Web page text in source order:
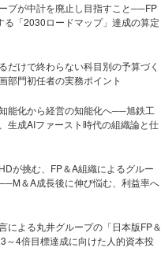
プが中計を廃止し目指すこと──FP
る「2030ロードマップ」達成の算定
だけで終わらない科目別の予算づく
部門初任者の実務ポイント
能化から経営の知能化へ──旭鉄工
生成AIファースト時代の組織論と仕
が挑む、FP＆A組織によるグルー
＆A成長後に伸び悩む、利益率へ
による丸井グループの「日本版FP＆
～4倍目標達成に向けた人的資本投